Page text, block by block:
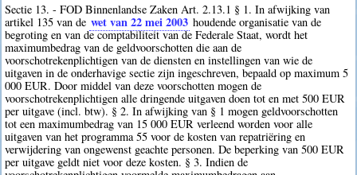
Sectie 13. - FOD Binnenlandse Zaken Art. 2.13.1 § 1. In afwijking van
artikel 135 van de wet van 22 mei 2003 houdende organisatie van de
begroting en van de comptabiliteit van de Federale Staat, wordt het
maximumbedrag van de geldvoorschotten die aan de
voorschotrekenplichtigen van de diensten en instellingen van wie de
uitgaven in de onderhavige sectie zijn ingeschreven, bepaald op maximum 5
000 EUR. Door middel van deze voorschotten mogen de
voorschotrekenplichtigen alle dringende uitgaven doen tot en met 500 EUR
per uitgave (incl. btw). § 2. In afwijking van § 1 mogen geldvoorschotten
tot een maximumbedrag van 15 000 EUR verleend worden voor alle
uitgaven van het programma 55 voor de kosten van repatriëring en
verwijdering van ongewenst geachte personen. De beperking van 500 EUR
per uitgave geldt niet voor deze kosten. § 3. Indien de